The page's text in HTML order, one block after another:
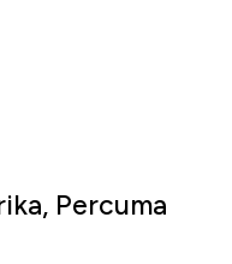
Percuma